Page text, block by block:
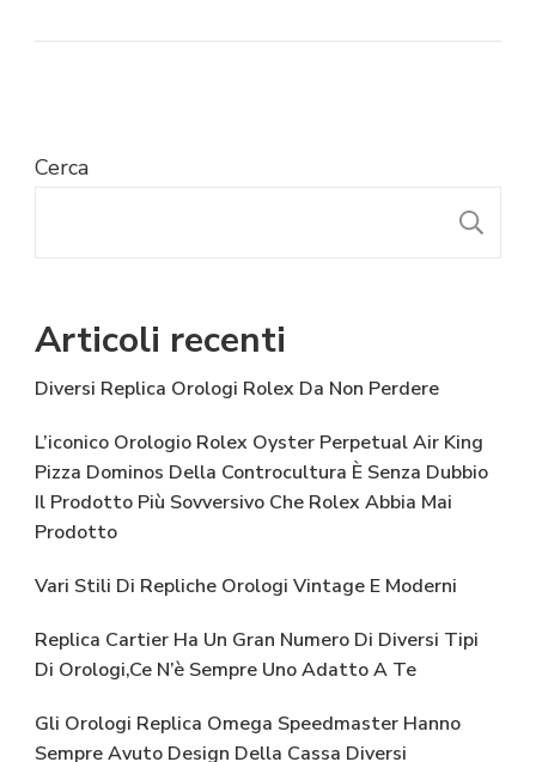
Cerca
Articoli recenti
Diversi Replica Orologi Rolex Da Non Perdere
L’iconico Orologio Rolex Oyster Perpetual Air King
Pizza Dominos Della Controcultura È Senza Dubbio
Il Prodotto Più Sovversivo Che Rolex Abbia Mai
Prodotto
Vari Stili Di Repliche Orologi Vintage E Moderni
Replica Cartier Ha Un Gran Numero Di Diversi Tipi
Di Orologi,Ce N’è Sempre Uno Adatto A Te
Gli Orologi Replica Omega Speedmaster Hanno
Sempre Avuto Design Della Cassa Diversi